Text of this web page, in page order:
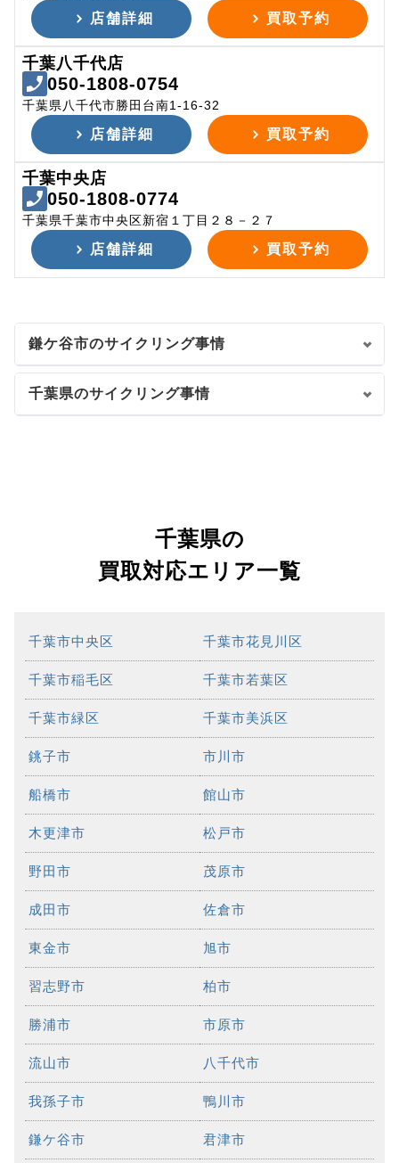
店舗詳細 買取予約
千葉八千代店
050-1808-0754
千葉県八千代市勝田台南1-16-32
店舗詳細 買取予約
千葉中央店
050-1808-0774
千葉県千葉市中央区新宿１丁目２８－２７
店舗詳細 買取予約
鎌ケ谷市のサイクリング事情
千葉県のサイクリング事情
千葉県の
買取対応エリア一覧
千葉市中央区 千葉市花見川区
千葉市稲毛区 千葉市若葉区
千葉市緑区 千葉市美浜区
銚子市 市川市
船橋市 館山市
木更津市 松戸市
野田市 茂原市
成田市 佐倉市
東金市 旭市
習志野市 柏市
勝浦市 市原市
流山市 八千代市
我孫子市 鴨川市
鎌ケ谷市 君津市